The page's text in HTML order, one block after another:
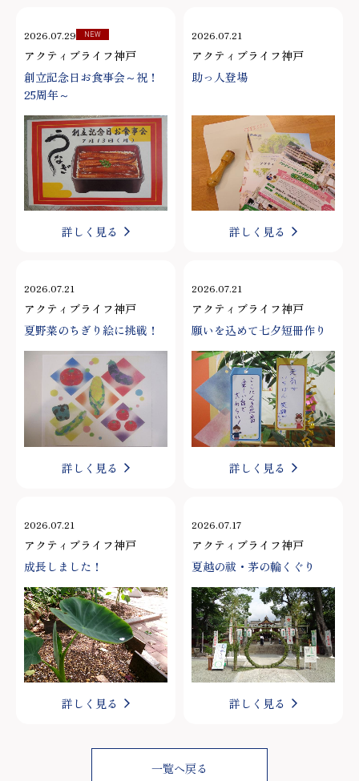
2026.07.29 NEW
アクティブライフ神戸
創立記念日お食事会～祝！
25周年～
詳しく見る
2026.07.21
アクティブライフ神戸
助っ人登場
詳しく見る
2026.07.21
アクティブライフ神戸
夏野菜のちぎり絵に挑戦！
詳しく見る
2026.07.21
アクティブライフ神戸
願いを込めて七夕短冊作り
詳しく見る
2026.07.21
アクティブライフ神戸
成長しました！
詳しく見る
2026.07.17
アクティブライフ神戸
夏越の祓・茅の輪くぐり
詳しく見る
一覧へ戻る